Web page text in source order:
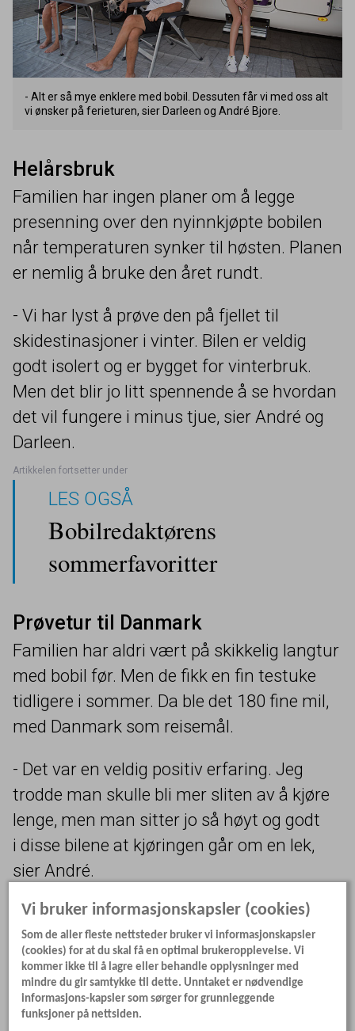
- Alt er så mye enklere med bobil. Dessuten får vi med oss alt
vi ønsker på ferieturen, sier Darleen og André Bjore.
Helårsbruk
Familien har ingen planer om å legge
presenning over den nyinnkjøpte bobilen
når temperaturen synker til høsten. Planen
er nemlig å bruke den året rundt.
- Vi har lyst å prøve den på fjellet til
skidestinasjoner i vinter. Bilen er veldig
godt isolert og er bygget for vinterbruk.
Men det blir jo litt spennende å se hvordan
det vil fungere i minus tjue, sier André og
Darleen.
LES OGSÅ
Bobilredaktørens
sommerfavoritter
Prøvetur til Danmark
Familien har aldri vært på skikkelig langtur
med bobil før. Men de fikk en fin testuke
tidligere i sommer. Da ble det 180 fine mil,
med Danmark som reisemål.
- Det var en veldig positiv erfaring. Jeg
trodde man skulle bli mer sliten av å kjøre
lenge, men man sitter jo så høyt og godt
i disse bilene at kjøringen går om en lek,
sier André.
Det er foreløpig bare han som har lov
å kjøre den store bobilen som er
klassifisert som lett lastebil. Men Darleen
innrømmer at det frister å ta klasseC1
Vi bruker informasjonskapsler (cookies)
Som de aller fleste nettsteder bruker vi informasjonskapsler
(cookies) for at du skal få en optimal brukeropplevelse. Vi
kommer ikke til å lagre eller behandle opplysninger med
mindre du gir samtykke til dette. Unntaket er nødvendige
informasjons-kapsler som sørger for grunnleggende
funksjoner på nettsiden.